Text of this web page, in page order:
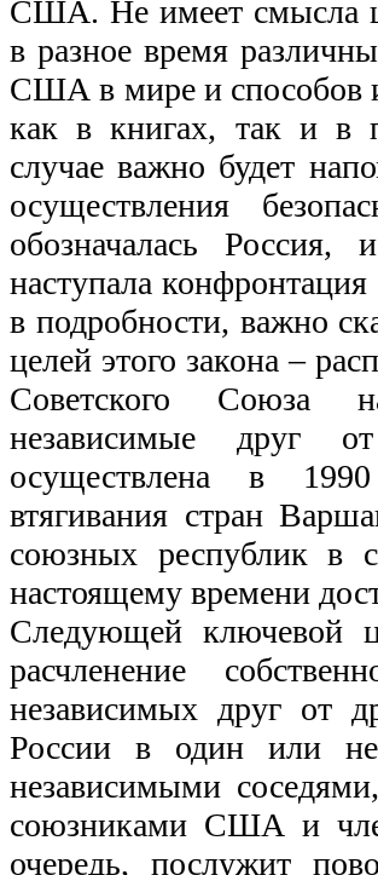
США. Не имеет смысла
в разное время
США в мире и способов
как в книгах, так и в
случае важно будет
осуществления
обозначалась
наступала
в подробности, важно
целей этого закона –
Советского Союза
независимые друг
осуществлена в
втягивания стран
союзных республик
настоящему времени
Следующей ключевой
расчленение
независимых друг от
России в один или
независимыми
союзниками США и
очередь, послужит